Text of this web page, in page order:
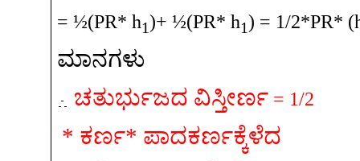
= ½(PR* h1)+ ½(PR* h1) = 1/2*PR*
ಮಾನಗಳು
ಚತುರ್ಭುಜದ ವಿಸ್ತೀರ್ಣ = 1/2
* ಕರ್ಣ* ಪಾದಕರ್ಣಕ್ಕೆಳೆದ